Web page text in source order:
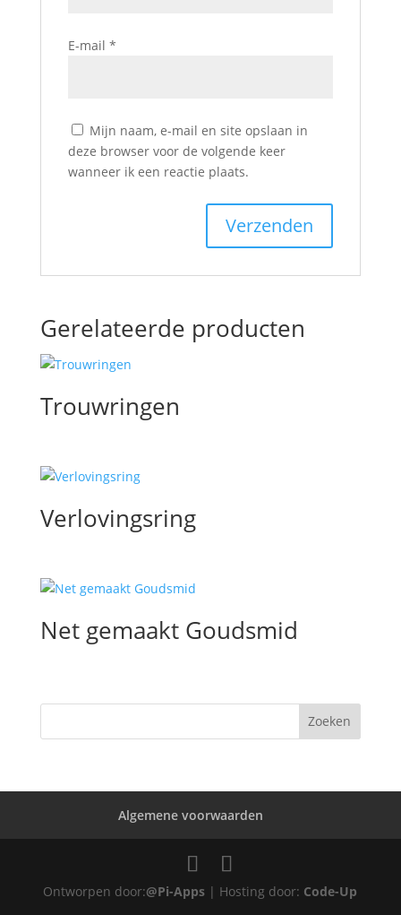
E-mail *
Mijn naam, e-mail en site opslaan in
deze browser voor de volgende keer
wanneer ik een reactie plaats.
Gerelateerde producten
Trouwringen
Verlovingsring
Net gemaakt Goudsmid
Algemene voorwaarden
Ontworpen door:@Pi-Apps | Hosting door: Code-Up